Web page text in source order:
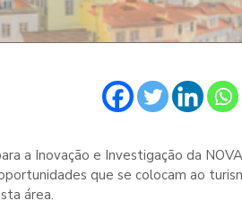
a Inovação e Investigação da
que se colocam ao
área.